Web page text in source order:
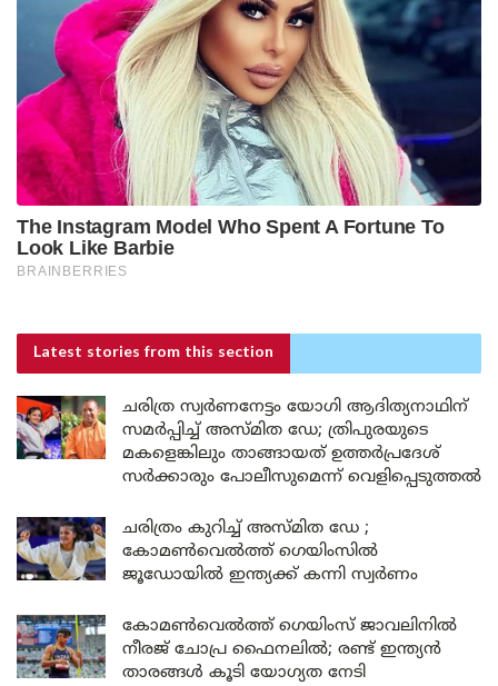
Latest stories from this section
ചരിത്ര സ്വർണനേട്ടം യോഗി ആദിത്യനാഥിന്
സമർപ്പിച്ച് അസ്മിത ഡേ; ത്രിപുരയുടെ
മകളെങ്കിലും താങ്ങായത് ഉത്തർപ്രദേശ്
സർക്കാരും പോലീസുമെന്ന് വെളിപ്പെടുത്തൽ
ചരിത്രം കുറിച്ച് അസ്മിത ഡേ ;
കോമൺവെൽത്ത് ഗെയിംസിൽ
ജൂഡോയിൽ ഇന്ത്യക്ക് കന്നി സ്വർണം
കോമൺവെൽത്ത് ഗെയിംസ് ജാവലിനിൽ
നീരജ് ചോപ്ര ഫൈനലിൽ; രണ്ട് ഇന്ത്യൻ
താരങ്ങൾ കൂടി യോഗ്യത നേടി